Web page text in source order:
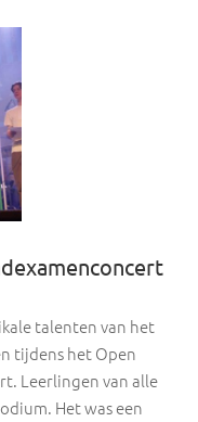
talenten van het
tijdens het Open
Leerlingen van alle
Het was een